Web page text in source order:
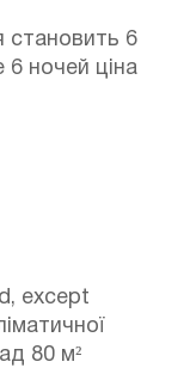
становить 6
ночей ціна
except
80 м²